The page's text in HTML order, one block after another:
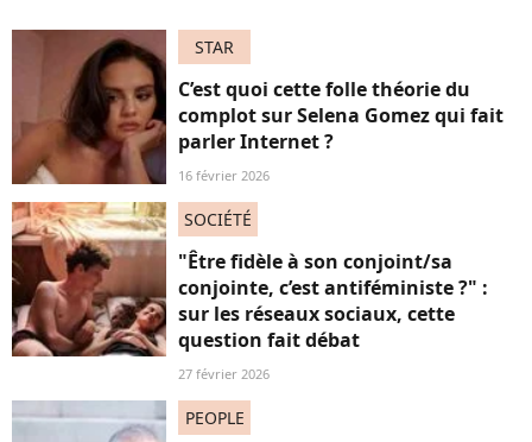
STAR
C’est quoi cette folle théorie du
complot sur Selena Gomez qui fait
parler Internet ?
16 février 2026
SOCIÉTÉ
"Être fidèle à son conjoint/sa
conjointe, c’est antiféministe ?" :
sur les réseaux sociaux, cette
question fait débat
27 février 2026
PEOPLE